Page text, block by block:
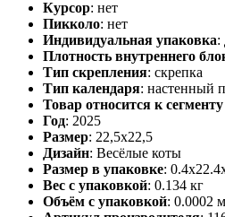
Курсор: нет
Пикколо: нет
Индивидуальная упаковка:
Плотность внутреннего
Тип скрепления: скрепка
Тип календаря: настенный
Товар относится к
Год: 2025
Размер: 22,5х22,5
Дизайн: Весёлые коты
Размер в упаковке:
Вес с упаковкой: 0.134 кг
Объём с упаковкой: 0.0002